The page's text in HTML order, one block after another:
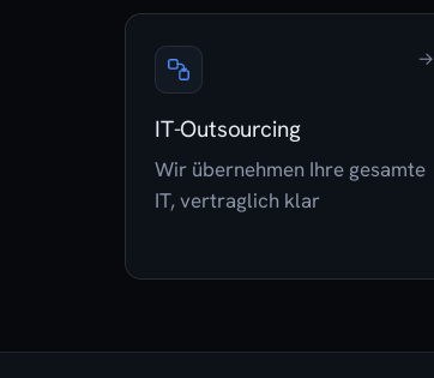
IT-Outsourcing
Wir übernehmen Ihre gesamte
IT, vertraglich klar
→